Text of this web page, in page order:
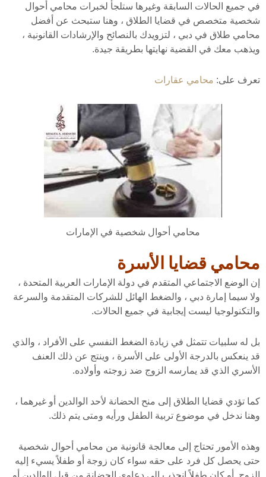
في جميع الحالات السابقة وغيرها ستلجأ لخبرات محامي أحوال
شخصية متخصص في قضايا الطلاق ، وهنا ستبحث عن أفضل
محامي طلاق في دبي ، لتزويدك بالنصائح والإرشادات القانونية ،
ويذهب معك في القضية نهايتها بطريقة جيدة.
تعرف على: محامي عقارات
محامي أحوال شخصية في الإمارات
محامي قضايا الأسرة
إن الوضع الاجتماعي المتقدم في دولة الإمارات العربية المتحدة ،
ولا سيما إمارة دبي ، والضغط الهائل للشركات المتقدمة والسرعة
والتكنولوجيا ليست إيجابية في جميع الحالات.
بل له سلبيات تتمثل في زيادة الضغط النفسي على الأفراد ، والذي
قد ينعكس بالدرجة الأولى على الأسرة ، وينتج عن ذلك العنف
الأسري الذي قد يمارسه الزوج ضد زوجته وأولاده.
كما تؤدي قضايا الطلاق إلى منح الحضانة لأحد الوالدين أو غيرهما ،
وهنا ندخل في موضوع تربية الطفل ورأيه ومتى يتم ذلك.
وهذه الأمور تحتاج إلى معالجة قانونية من محامي أحوال شخصية
حتى يحصل كل فرد على حقه سواء كان زوجة أو طفلاً يسيء إليه
الزوج. أو كان طفلاً انجذب إلى دعاوى الحضانة من قبل الوالدين أو